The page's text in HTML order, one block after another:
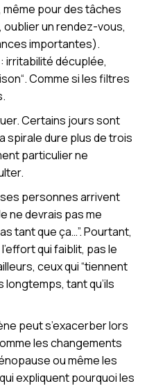
pour des tâches
un rendez-vous,
importantes).
irritabilité décuplée,
Comme si les filtres
Certains jours sont
spirale dure plus de trois
particulier ne
personnes arrivent
ne devrais pas me
tant que ça…”. Pourtant,
qui faiblit, pas le
ceux qui “tiennent
tant qu’ils
peut s’exacerber lors
les changements
ou même les
expliquent pourquoi les